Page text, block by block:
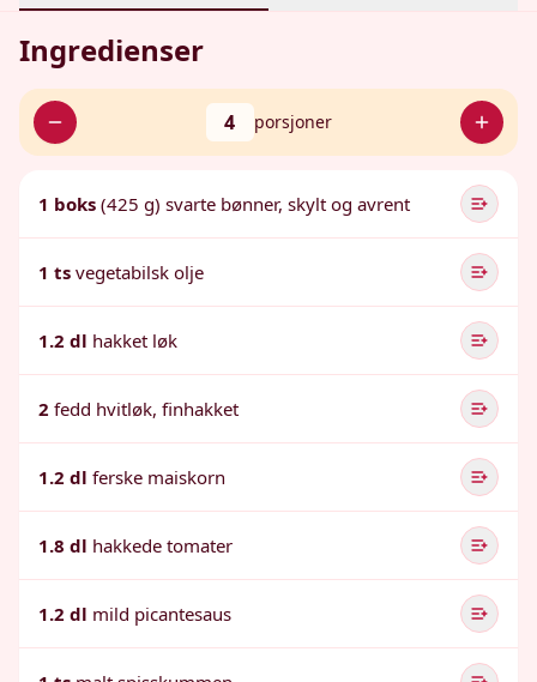
Ingredienser
4 porsjoner
1 boks (425 g) svarte bønner, skylt og avrent
1 ts vegetabilsk olje
1.2 dl hakket løk
2 fedd hvitløk, finhakket
1.2 dl ferske maiskorn
1.8 dl hakkede tomater
1.2 dl mild picantesaus